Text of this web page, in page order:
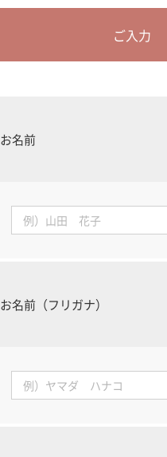
ご入力
お名前
お名前（フリガナ）